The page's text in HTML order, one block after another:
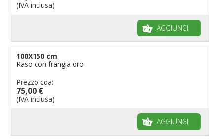
(IVA inclusa)
AGGIUNGI
100X150 cm
Raso con frangia oro
Prezzo cda:
75,00 €
(IVA inclusa)
AGGIUNGI